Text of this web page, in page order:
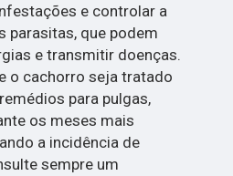
e controlar a
parasitas, que podem
e transmitir doenças.
o cachorro seja tratado
para pulgas,
os meses mais
a incidência de
sempre um